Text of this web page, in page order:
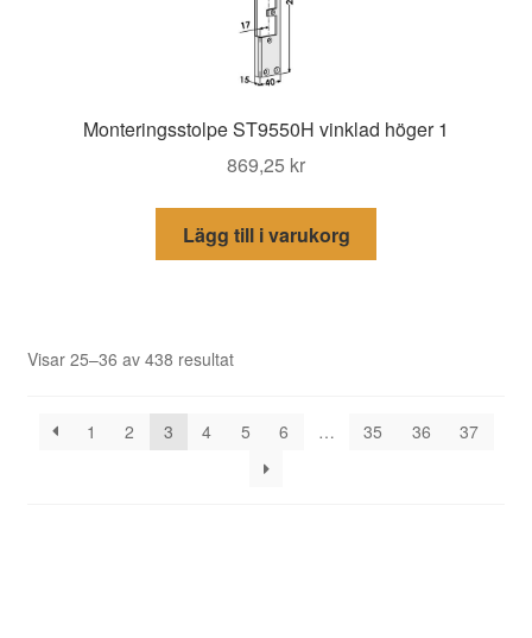
Monteringsstolpe ST9550H vinklad höger 1
869,25 kr
Lägg till i varukorg
Visar 25–36 av 438 resultatSortera
1
2 3 4 5 6 … 35 36 37